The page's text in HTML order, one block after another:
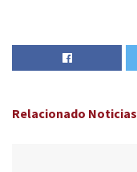
Relacionado Noticias